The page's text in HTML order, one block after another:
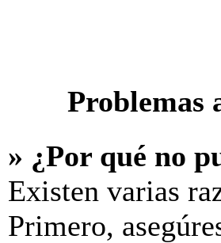
Problemas
» ¿Por qué no
Existen varias
Primero,